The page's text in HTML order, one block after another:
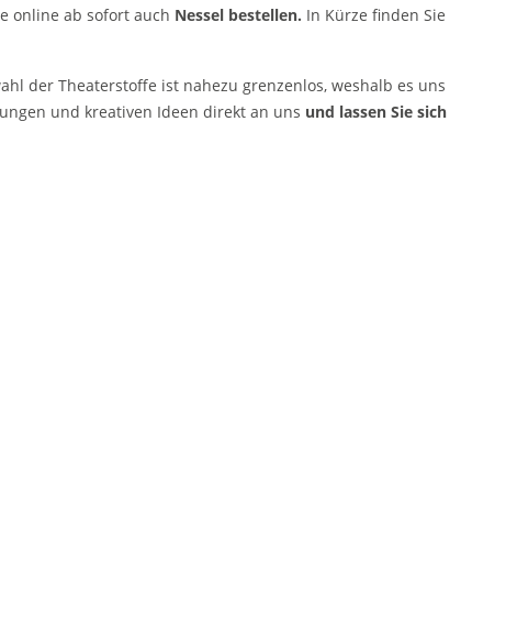
online ab sofort auch Nessel bestellen. In Kürze finden Sie
der Theaterstoffe ist nahezu grenzenlos, weshalb es uns
und kreativen Ideen direkt an uns und lassen Sie sich